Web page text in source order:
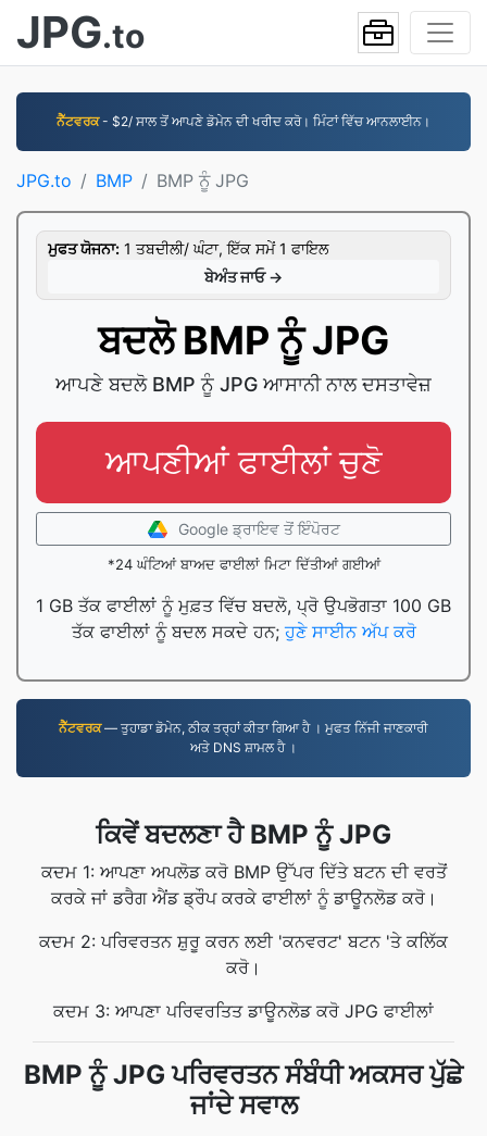
JPG.to
ਨੈੱਟਵਰਕ- $2/ ਸਾਲ ਤੋਂ ਆਪਣੇ ਡੋਮੇਨ ਦੀ ਖਰੀਦ ਕਰੋ। ਮਿੰਟਾਂ ਵਿੱਚ ਆਨਲਾਈਨ।
JPG.to BMP BMP ਨੂੰ JPG
ਮੁਫਤ ਯੋਜਨਾ: 1 ਤਬਦੀਲੀ/ ਘੰਟਾ, ਇੱਕ ਸਮੇਂ 1 ਫਾਇਲ
ਬੇਅੰਤ ਜਾਓ →
ਬਦਲੋ BMP ਨੂੰ JPG
ਆਪਣੇ ਬਦਲੋ BMP ਨੂੰ JPG ਆਸਾਨੀ ਨਾਲ ਦਸਤਾਵੇਜ਼
ਆਪਣੀਆਂ ਫਾਈਲਾਂ ਚੁਣੋ
Google ਡ੍ਰਾਇਵ ਤੋਂ ਇੰਪੋਰਟ
*24 ਘੰਟਿਆਂ ਬਾਅਦ ਫਾਈਲਾਂ ਮਿਟਾ ਦਿੱਤੀਆਂ ਗਈਆਂ
1 GB ਤੱਕ ਫਾਈਲਾਂ ਨੂੰ ਮੁਫ਼ਤ ਵਿੱਚ ਬਦਲੋ, ਪ੍ਰੋ ਉਪਭੋਗਤਾ 100 GB
ਤੱਕ ਫਾਈਲਾਂ ਨੂੰ ਬਦਲ ਸਕਦੇ ਹਨ;ਹੁਣੇ ਸਾਈਨ ਅੱਪ ਕਰੋ
ਨੈੱਟਵਰਕ— ਤੁਹਾਡਾ ਡੋਮੇਨ, ਠੀਕ ਤਰ੍ਹਾਂ ਕੀਤਾ ਗਿਆ ਹੈ । ਮੁਫਤ ਨਿੱਜੀ ਜਾਣਕਾਰੀ
ਅਤੇ DNS ਸ਼ਾਮਲ ਹੈ ।
ਕਿਵੇਂ ਬਦਲਣਾ ਹੈ BMP ਨੂੰ JPG
ਕਦਮ 1: ਆਪਣਾ ਅਪਲੋਡ ਕਰੋ BMP ਉੱਪਰ ਦਿੱਤੇ ਬਟਨ ਦੀ ਵਰਤੋਂ
ਕਰਕੇ ਜਾਂ ਡਰੈਗ ਐਂਡ ਡ੍ਰੌਪ ਕਰਕੇ ਫਾਈਲਾਂ ਨੂੰ ਡਾਊਨਲੋਡ ਕਰੋ।
ਕਦਮ 2: ਪਰਿਵਰਤਨ ਸ਼ੁਰੂ ਕਰਨ ਲਈ 'ਕਨਵਰਟ' ਬਟਨ 'ਤੇ ਕਲਿੱਕ
ਕਰੋ।
ਕਦਮ 3: ਆਪਣਾ ਪਰਿਵਰਤਿਤ ਡਾਊਨਲੋਡ ਕਰੋ JPG ਫਾਈਲਾਂ
BMP ਨੂੰ JPG ਪਰਿਵਰਤਨ ਸੰਬੰਧੀ ਅਕਸਰ ਪੁੱਛੇ
ਜਾਂਦੇ ਸਵਾਲ